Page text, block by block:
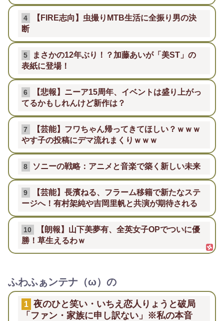
4
【FIRE志向】虫撮りMTB生活に全振り男の決
断
5
まさかの12年ぶり！？加藤あいが「美ST」の
表紙に登場！
6
【悲報】ニーア15周年、イベントは盛り上がっ
てるかもしれんけど新作は？
7
【芸能】フワちゃん帰ってきてほしい？ｗｗｗ
やす子の投稿にデマ流れまくりｗｗｗ
8 ソニーの戦略：アニメと音楽で築く新しい未来
9
【芸能】長濱ねる、フラーム移籍で新たなステ
ージへ！有村架純や吉岡里帆と共演が期待される
10
【朗報】山下美夢有、全英女子OPでついに優
勝！草生えるわｗ
ふわふぁンテナ（ω）の
1 夜のひと笑い・いちえ恋人りょうと破局
「ファン・家族に申し訳ない」※私の本音